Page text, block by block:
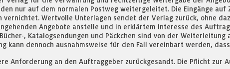
nur auf dem normalen Postweg weitergeleitet. Die Eingänge
Wertvolle Unterlagen sendet der Verlag zurück, ohne
Angebote anstelle und in erklärtem Interesse des
, Katalogsendungen und Päckchen sind von der
kann dennoch ausnahmsweise für den Fall vereinbart werden,
Anforderung an den Auftraggeber zurückgesandt. Die Pflicht zur